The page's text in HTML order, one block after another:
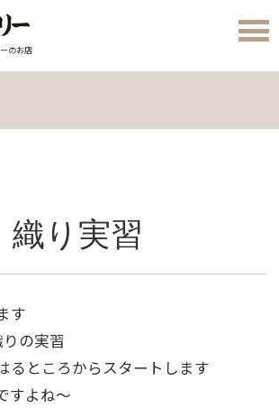
のお店
織り実習
す
の実習
るところからスタートします
すよね～